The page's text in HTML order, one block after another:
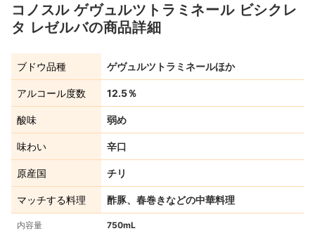
コノスル ゲヴュルツトラミネール ビシクレ
タ レゼルバの商品詳細
ブドウ品種 ゲヴュルツトラミネールほか
アルコール度数 12.5％
酸味 弱め
味わい 辛口
原産国 チリ
マッチする料理 酢豚、春巻きなどの中華料理
内容量 750mL